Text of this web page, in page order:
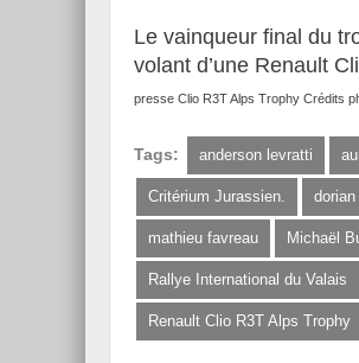
Le vainqueur final du
volant d’une Renault
presse Clio R3T Alps Trophy Crédits
Tags: anderson levratti
Critérium Jurassien.
mathieu favreau Michaël
Rallye International du Valais
Renault Clio R3T Alps Trophy